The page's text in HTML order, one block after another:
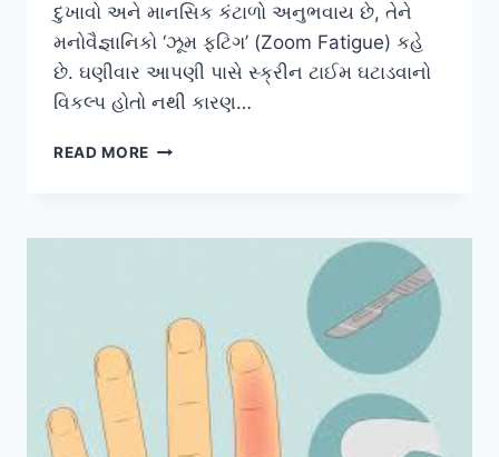
દુખાવો અને માનસિક કંટાળો અનુભવાય છે, તેને
મનોવૈજ્ઞાનિકો ‘ઝૂમ ફટિગ’ (Zoom Fatigue) કહે
છે. ઘણીવાર આપણી પાસે સ્ક્રીન ટાઈમ ઘટાડવાનો
વિકલ્પ હોતો નથી કારણ…
READ MORE ‘ઝૂમ
અને
વિના
શારીરિક
મેળવવાની